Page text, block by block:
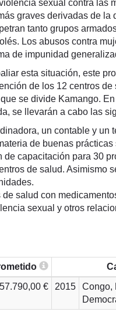
sexual contra las
graves derivadas de la
tanto grupos
Los abusos contra
de impunidad
esta situación, este
de los 12 centros
se divide Kamango.
se llevarán a cabo las
un contable y un
de buenas prácticas
de capacitación para 30
de salud. Asimismo
salud con
sexual y otros
57.790,00 € 2015
Congo,